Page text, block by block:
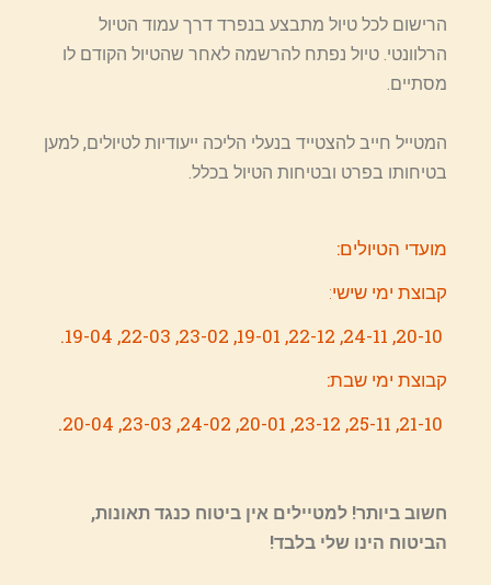
הרישום לכל טיול מתבצע בנפרד דרך עמוד הטיול
הרלוונטי. טיול נפתח להרשמה לאחר שהטיול הקודם לו
מסתיים.
המטייל חייב להצטייד בנעלי הליכה ייעודיות לטיולים, למען
בטיחותו בפרט ובטיחות הטיול בכלל.
מועדי הטיולים:
קבוצת ימי שישי:
קבוצת ימי שבת:
חשוב ביותר! למטיילים אין ביטוח כנגד תאונות,
הביטוח הינו שלי בלבד!